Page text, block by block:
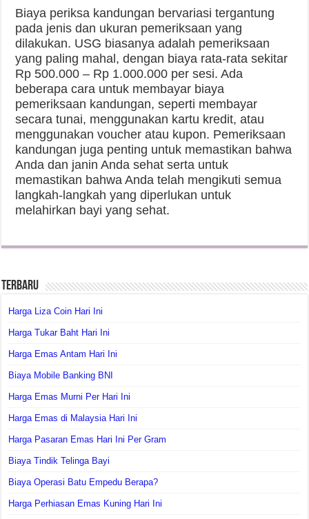
Biaya periksa kandungan bervariasi tergantung
pada jenis dan ukuran pemeriksaan yang
dilakukan. USG biasanya adalah pemeriksaan
yang paling mahal, dengan biaya rata-rata sekitar
Rp 500.000 – Rp 1.000.000 per sesi. Ada
beberapa cara untuk membayar biaya
pemeriksaan kandungan, seperti membayar
secara tunai, menggunakan kartu kredit, atau
menggunakan voucher atau kupon. Pemeriksaan
kandungan juga penting untuk memastikan bahwa
Anda dan janin Anda sehat serta untuk
memastikan bahwa Anda telah mengikuti semua
langkah-langkah yang diperlukan untuk
melahirkan bayi yang sehat.
Terbaru
Harga Liza Coin Hari Ini
Harga Tukar Baht Hari Ini
Harga Emas Antam Hari Ini
Biaya Mobile Banking BNI
Harga Emas Murni Per Hari Ini
Harga Emas di Malaysia Hari Ini
Harga Pasaran Emas Hari Ini Per Gram
Biaya Tindik Telinga Bayi
Biaya Operasi Batu Empedu Berapa?
Harga Perhiasan Emas Kuning Hari Ini